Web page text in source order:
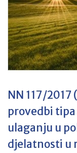
NN 117/2017
provedbi
ulaganju u
djelatnosti u